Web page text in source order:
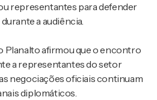
representantes para defender
a audiência.
Planalto afirmou que o encontro
a representantes do setor
negociações oficiais continuam
diplomáticos.